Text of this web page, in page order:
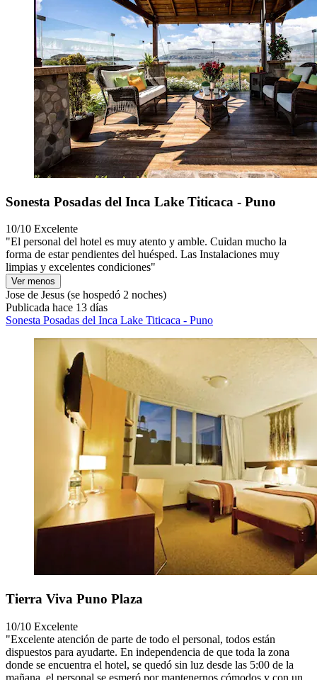
Sonesta Posadas del Inca Lake Titicaca - Puno
10/10 Excelente
"El personal del hotel es muy atento y amble. Cuidan mucho la
forma de estar pendientes del huésped. Las Instalaciones muy
limpias y excelentes condiciones"
Ver menos
Jose de Jesus (se hospedó 2 noches)
Publicada hace 13 días
Sonesta Posadas del Inca Lake Titicaca - Puno
Tierra Viva Puno Plaza
10/10 Excelente
"Excelente atención de parte de todo el personal, todos están
dispuestos para ayudarte. En independencia de que toda la zona
donde se encuentra el hotel, se quedó sin luz desde las 5:00 de la
mañana, el personal se esmeró por mantenernos cómodos y con un